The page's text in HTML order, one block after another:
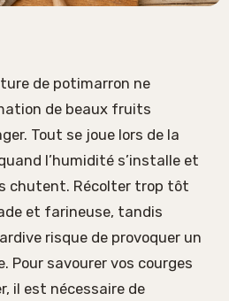
de potimarron ne
de beaux fruits
Tout se joue lors de la
l’humidité s’installe et
chutent. Récolter trop tôt
et farineuse, tandis
risque de provoquer un
Pour savourer vos courges
il est nécessaire de